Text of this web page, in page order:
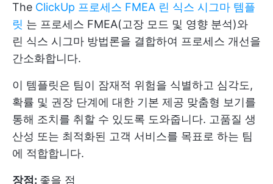
The ClickUp 프로세스 FMEA 린 식스 시그마 템플
릿 는 프로세스 FMEA(고장 모드 및 영향 분석)와
린 식스 시그마 방법론을 결합하여 프로세스 개선을
간소화합니다.
이 템플릿은 팀이 잠재적 위험을 식별하고 심각도,
확률 및 권장 단계에 대한 기본 제공 맞춤형 보기를
통해 조치를 취할 수 있도록 도와줍니다. 고품질 생
산성 또는 최적화된 고객 서비스를 목표로 하는 팀
에 적합합니다.
장점: 좋을 점